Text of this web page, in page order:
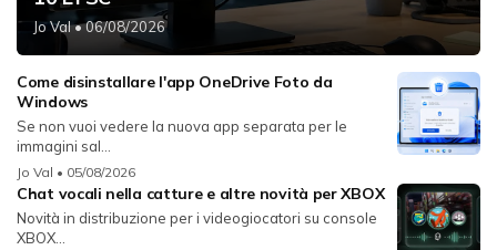
Jo Val• 06/08/2026
Come disinstallare l'app OneDrive Foto da
Windows
Se non vuoi vedere la nuova app separata per le
immagini sal...
Jo Val • 05/08/2026
Chat vocali nella catture e altre novità per XBOX
Novità in distribuzione per i videogiocatori su console
XBOX...